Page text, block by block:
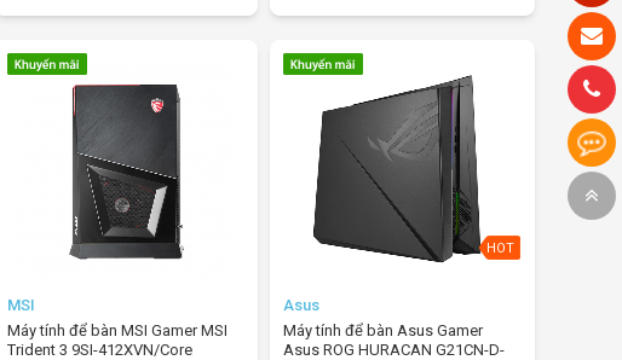
Bạn cần gì có thể chát với chúng tôi
MSI
Máy tính để bàn MSI Gamer MSI
Trident 3 9SI-412XVN/Core
HOT
Asus
Máy tính để bàn Asus Gamer
Asus ROG HURACAN G21CN-D-